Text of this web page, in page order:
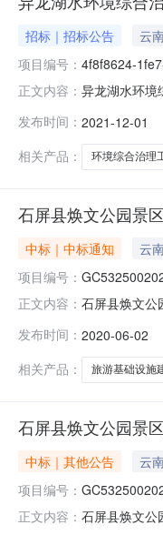
招标｜招标公告 云
项目编号： 4f8f8624-
正文内容： 异龙湖水环境
运设施工程
发布时间： 2021-12-01
相关产品：
环境综合治理
石屏县焕文公园景
中标｜中标通知
云
项目编号：
正文内容： 石屏县焕文公
联系人：李涛
发布时间： 2020-06-02
相关产品：
旅游基础设施
石屏县焕文公园景
中标｜其他公告 云
项目编号：
正文内容： 石屏县焕文公